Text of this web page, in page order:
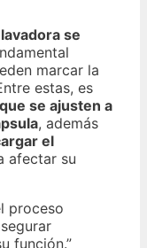
se
marcar la
estas, es
se ajusten a
, además
el
afectar su
proceso
función.”